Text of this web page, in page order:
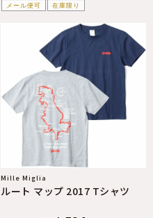
メール便可
在庫限り
Mille Miglia
ルート マップ 2017 Tシャツ